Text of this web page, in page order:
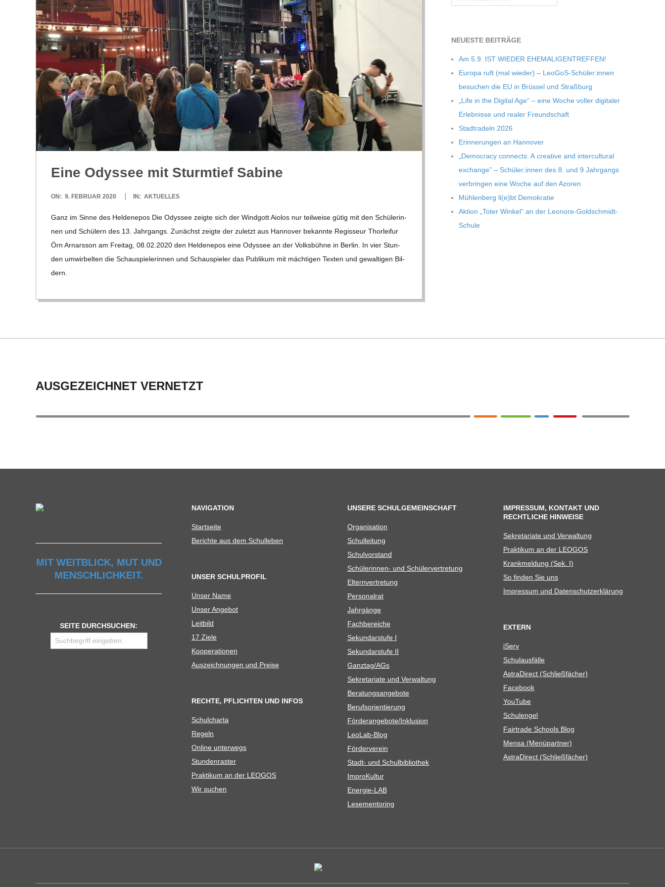
R
E
-
G
O
L
D
S
C
H
M
D
-
S
U
E
Eine Odys­see mit Sturm­tief Sabine
2020-
ON: 9. FEBRUAR 2020 IN: AKTUELLES
Ganz im Sinne des Hel­den­epos Die Odys­see zeigte sich der Wind­gott Aio­los nur teil­weise gütig mit den Schü­le­rin­
nen und Schü­lern des 13. Jahr­gangs. Zunächst zeigte der zuletzt aus Han­no­ver bekannte Regis­seur Thorlei­fur
Örn Arn­ars­son am Frei­tag, 08.02.2020 den Hel­den­epos eine Odys­see an der Volks­bühne in Ber­lin. In vier Stun­
den umwir­bel­ten die Schau­spie­le­rin­nen und Schau­spie­ler das Publi­kum mit mäch­ti­gen Tex­ten und gewal­ti­gen Bil­
dern.
NEU­ESTE BEITRÄGE
Am 5.9. IST WIEDER EHEMALIGENTREFFEN!
Europa ruft (mal wie­der) – LeoGoS-Schüler:innen
besu­chen die EU in Brüs­sel und Straßburg
„Life in the Digi­tal Age“ – eine Woche vol­ler digi­ta­ler
Erleb­nisse und rea­ler Freundschaft
Stadt­ra­deln 2026
Erin­ne­run­gen an Hannover
„Demo­cracy con­nects: A crea­tive and inter­cul­tu­ral
exch­ange” – Schüler:innen des 8. und 9 Jahr­gangs
ver­brin­gen eine Woche auf den Azoren
Müh­len­berg li(e)bt Demokratie
Aktion „Toter Win­kel“ an der Leonore-Goldschmidt-
Schule
AUSGEZEICHNET VERNETZT
MIT WEITBLICK, MUT UND
MENSCHLICHKEIT.
SEITE DURCHSUCHEN:
NAVIGATION
Start­seite
Berichte aus dem Schulleben
UNSER SCHULPROFIL
Unser Name
Unser Ange­bot
Leit­bild
17 Ziele
Koope­ra­tio­nen
Aus­zeich­nun­gen und Preise
RECHTE, PFLICHTEN UND INFOS
Schul­charta
Regeln
Online unter­wegs
Stun­den­ras­ter
Prak­ti­kum an der LEOGOS
Wir suchen
UNSERE SCHULGEMEINSCHAFT
Orga­ni­sa­tion
Schul­lei­tung
Schul­vor­stand
Schü­le­rin­nen- und Schülervertretung
Eltern­ver­tre­tung
Per­so­nal­rat
Jahr­gänge
Fach­be­rei­che
Sekun­dar­stufe I
Sekun­dar­stufe II
Ganztag/​​AGs
Sekre­ta­riate und Verwaltung
Bera­tungs­an­ge­bote
Berufs­ori­en­tie­rung
Förderangebote/​​Inklusion
Leo­Lab-Blog
För­der­ver­ein
Stadt- und Schulbibliothek
Impro­Kul­tur
Ener­­gie-LAB
Lese­men­to­ring
IMPRESSUM, KONTAKT UND
RECHTLICHE HINWEISE
Sekre­ta­riate und Verwaltung
Prak­ti­kum an der LEOGOS
Krank­mel­dung (Sek. I)
So fin­den Sie uns
Impres­sum und Datenschutzerklärung
EXTERN
iServ
Schul­aus­fälle
Astra­Di­rect (Schließ­fä­cher)
Face­book
You­Tube
Schul­en­gel
Fair­trade Schools Blog
Mensa (Menü­part­ner)
Astra­Di­rect (Schließ­fä­cher)